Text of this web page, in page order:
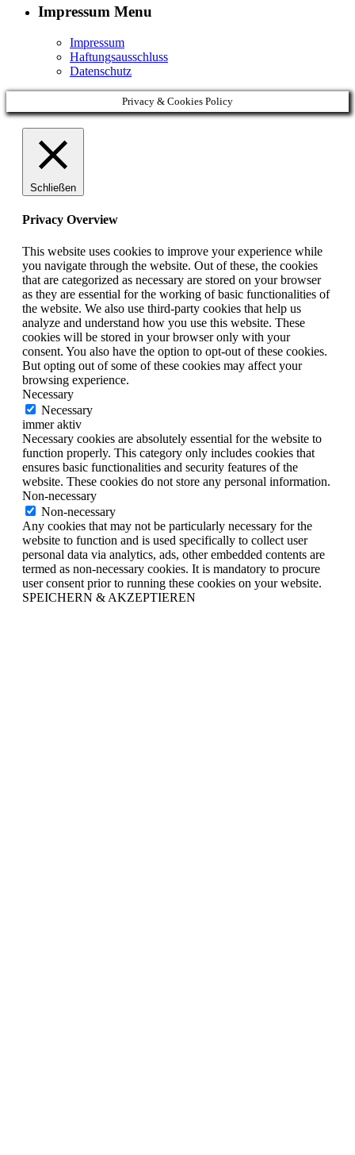
Impressum Menu
Impressum
Haftungsausschluss
Datenschutz
Privacy & Cookies Policy
Schließen
Privacy Overview
This website uses cookies to improve your experience while
you navigate through the website. Out of these, the cookies
that are categorized as necessary are stored on your browser
as they are essential for the working of basic functionalities of
the website. We also use third-party cookies that help us
analyze and understand how you use this website. These
cookies will be stored in your browser only with your
consent. You also have the option to opt-out of these cookies.
But opting out of some of these cookies may affect your
browsing experience.
Necessary
Necessary
immer aktiv
Necessary cookies are absolutely essential for the website to
function properly. This category only includes cookies that
ensures basic functionalities and security features of the
website. These cookies do not store any personal information.
Non-necessary
Non-necessary
Any cookies that may not be particularly necessary for the
website to function and is used specifically to collect user
personal data via analytics, ads, other embedded contents are
termed as non-necessary cookies. It is mandatory to procure
user consent prior to running these cookies on your website.
SPEICHERN & AKZEPTIEREN